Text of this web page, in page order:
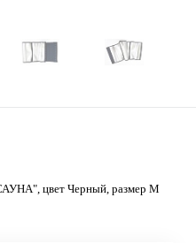
цвет Черный, размер M